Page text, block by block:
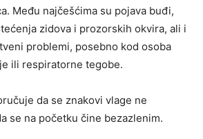
Među najčešćima su pojava buđi,
zidova i prozorskih okvira, ali i
problemi, posebno kod osoba
ili respiratorne tegobe.
da se znakovi vlage ne
se na početku čine bezazlenim.